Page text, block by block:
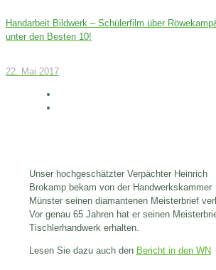
Handarbeit Bildwerk – Schülerfilm über
unter den Besten 10!
22. Mai 2017
Unser hochgeschätzter Verpächter Heinrich
Brokamp bekam von der Handwerkskammer
Münster seinen diamantenen Meisterbrief
Vor genau 65 Jahren hat er seinen
Tischlerhandwerk erhalten.
Lesen Sie dazu auch den Bericht in den WN